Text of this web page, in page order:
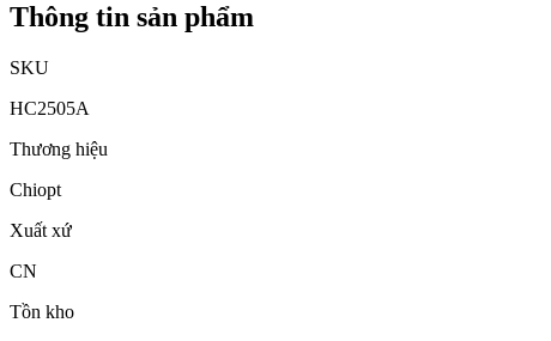
Thông tin sản phẩm
SKU
HC2505A
Thương hiệu
Chiopt
Xuất xứ
CN
Tồn kho